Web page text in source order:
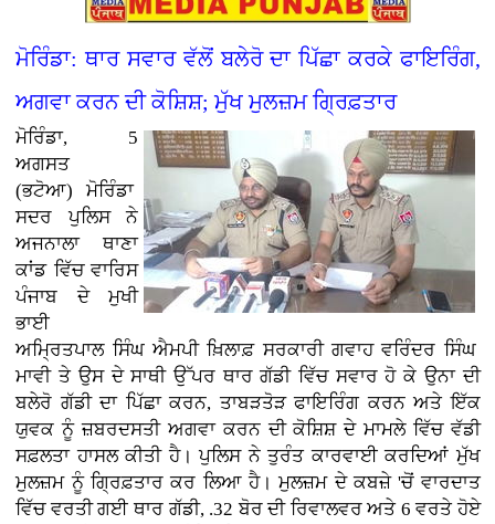
ਮੋਰਿੰਡਾ: ਥਾਰ ਸਵਾਰ ਵੱਲੋਂ ਬਲੇਰੋ ਦਾ ਪਿੱਛਾ ਕਰਕੇ ਫਾਇਰਿੰਗ,
ਅਗਵਾ ਕਰਨ ਦੀ ਕੋਸ਼ਿਸ਼; ਮੁੱਖ ਮੁਲਜ਼ਮ ਗ੍ਰਿਫ਼ਤਾਰ
ਮੋਰਿੰਡਾ, 5
ਅਗਸਤ
(ਭਟੋਆ)ਮੋਰਿੰਡਾ
ਸਦਰ ਪੁਲਿਸ ਨੇ
ਅਜਨਾਲਾ ਥਾਣਾ
ਕਾਂਡ ਵਿੱਚ ਵਾਰਿਸ
ਪੰਜਾਬ ਦੇ ਮੁਖੀ
ਭਾਈ
ਅਮ੍ਰਿਤਪਾਲ ਸਿੰਘ ਐਮਪੀ ਖ਼ਿਲਾਫ਼ ਸਰਕਾਰੀ ਗਵਾਹ ਵਰਿੰਦਰ ਸਿੰਘ
ਮਾਵੀ ਤੇ ਉਸ ਦੇ ਸਾਥੀ ਉੱਪਰ ਥਾਰ ਗੱਡੀ ਵਿੱਚ ਸਵਾਰ ਹੋ ਕੇ ਉਨਾ ਦੀ
ਬਲੇਰੋ ਗੱਡੀ ਦਾ ਪਿੱਛਾ ਕਰਨ, ਤਾਬੜਤੋੜ ਫਾਇਰਿੰਗ ਕਰਨ ਅਤੇ ਇੱਕ
ਯੁਵਕ ਨੂੰ ਜ਼ਬਰਦਸਤੀ ਅਗਵਾ ਕਰਨ ਦੀ ਕੋਸ਼ਿਸ਼ ਦੇ ਮਾਮਲੇ ਵਿੱਚ ਵੱਡੀ
ਸਫ਼ਲਤਾ ਹਾਸਲ ਕੀਤੀ ਹੈ। ਪੁਲਿਸ ਨੇ ਤੁਰੰਤ ਕਾਰਵਾਈ ਕਰਦਿਆਂ ਮੁੱਖ
ਮੁਲਜ਼ਮ ਨੂੰ ਗ੍ਰਿਫ਼ਤਾਰ ਕਰ ਲਿਆ ਹੈ। ਮੁਲਜ਼ਮ ਦੇ ਕਬਜ਼ੇ 'ਚੋਂ ਵਾਰਦਾਤ
ਵਿੱਚ ਵਰਤੀ ਗਈ ਥਾਰ ਗੱਡੀ, .32 ਬੋਰ ਦੀ ਰਿਵਾਲਵਰ ਅਤੇ 6 ਵਰਤੇ ਹੋਏ